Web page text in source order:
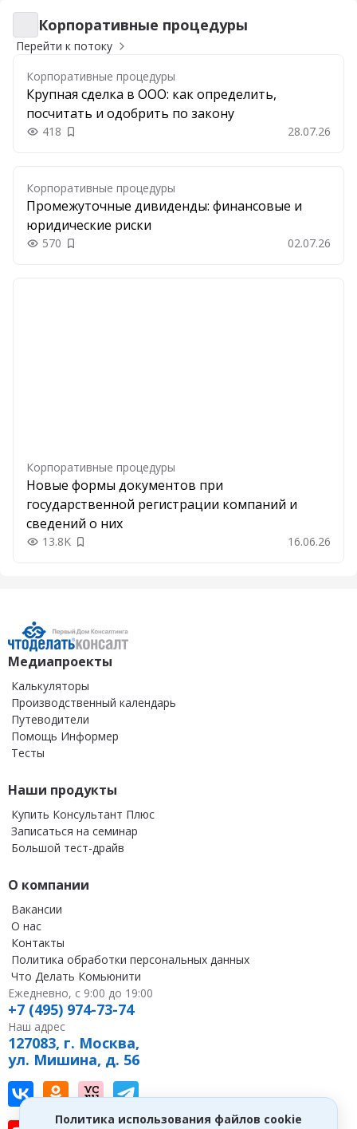
Корпоративные процедуры
Корпоративные процедуры
Перейти к потоку
Корпоративные процедуры
Крупная сделка в ООО: как определить,
посчитать и одобрить по закону
418 Добавить в закладки 28.07.26
Корпоративные процедуры
Промежуточные дивиденды: финансовые и
юридические риски
570 Добавить в закладки 02.07.26
Корпоративные процедуры
Новые формы документов при
государственной регистрации компаний и
сведений о них
13.8K Добавить в закладки 16.06.26
Политика использования файлов cookie
Медиапроекты
Калькуляторы
Производственный календарь
Путеводители
Помощь Информер
Тесты
Наши продукты
Купить Консультант Плюс
Записаться на семинар
Большой тест-драйв
О компании
Вакансии
О нас
Контакты
Политика обработки персональных данных
Что Делать Комьюнити
Ежедневно, с 9:00 до 19:00
+7 (495) 974-73-74
Наш адрес
127083, г. Москва,
ул. Мишина, д. 56
Наш канал в Вконтакте
Наша группа в однокласниках
Наш канал на vc
Наш канал в Telegram